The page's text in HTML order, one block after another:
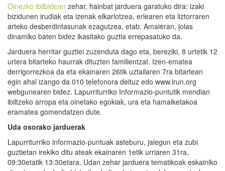
Oinezko ibilbidean zehar, hainbat jarduera garatuko dira: izaki
bizidunen irudiak eta izenak elkarlotzea, erlearen eta liztorraren
arteko desberdintasunak ezagutzea, etab. Amaieran, jolas
dinamiko baten bidez ikasitako guztia errepasatuko da.
Jarduera herritar guztiei zuzenduta dago eta, bereziki, 8 urtetik 12
urtera bitarteko haurrak dituzten familientzat. Izen-ematea
derrigorrezkoa da eta ekainaren 26tik uztailaren 7ra bitartean
egin ahal izango da 010 telefonora deituz edo www.irun.org
webgunearen bidez. Lapurriturriko Informazio-puntutik mendian
ibiltzeko arropa eta oinetako egokiak, ura eta hamaiketakoa
eramatea gomendatzen dute.
Uda osorako jarduerak
Lapurriturriko informazio-puntuak asteburu, jaiegun eta zubi
guztietan irekiko ditu ateak ekainaren 1etik urriaren 31ra,
09:30etatik 13:30etara. Udan zehar jarduera tematikoak eskainiko